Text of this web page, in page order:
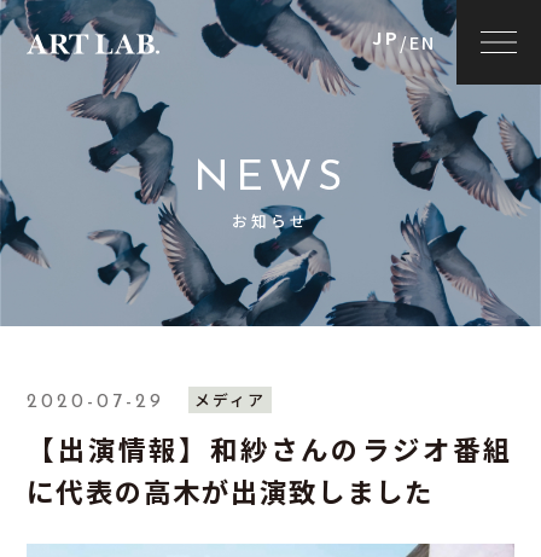
JP/EN
NEWS
お知らせ
2020-07-29 メディア
【出演情報】和紗さんのラジオ番組
に代表の高木が出演致しました